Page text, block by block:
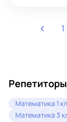
1
Математика 1
Математика 3